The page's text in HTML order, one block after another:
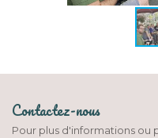
Contactez-nous
Pour plus d'informations ou